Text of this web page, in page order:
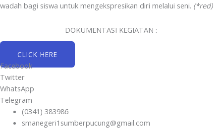
wadah bagi siswa untuk mengekspresikan diri melalui seni. (*red)
DOKUMENTASI KEGIATAN :
CLICK HERE
Facebook
Twitter
WhatsApp
Telegram
(0341) 383986
smanegeri1sumberpucung@gmail.com